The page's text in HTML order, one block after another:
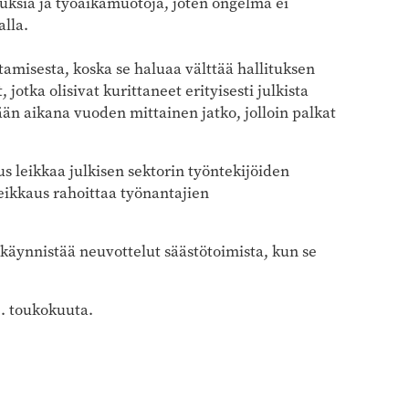
koska se haluaa välttää hallituksen
jotka olisivat kurittaneet erityisesti julkista
aikana vuoden ­mittainen jatko, jolloin palkat
leikkaa julkisen sektorin työntekijöiden
rahoittaa työnantajien
neuvottelut säästötoimista, kun se
toukokuuta.